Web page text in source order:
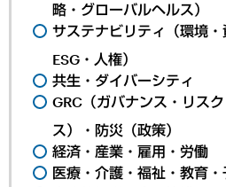
略・グローバルヘルス）
サステナビリティ（環境・
ESG・人権）
共生・ダイバーシティ
GRC（ガバナンス・リス
ス）・防災（政策）
経済・産業・雇用・労働
医療・介護・福祉・教育・